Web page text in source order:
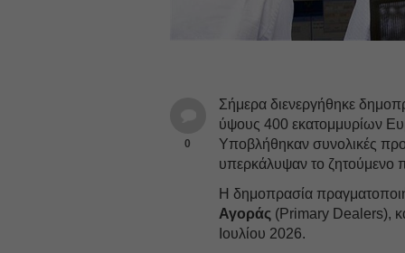
0
Σήμερα διενεργήθηκε
ύψους 400 εκατομμυρίων
Υποβλήθηκαν συνολικές
υπερκάλυψαν το ζητούμενο
Η δημοπρασία
Αγοράς (Primary Dealers),
Ιουλίου 2026.